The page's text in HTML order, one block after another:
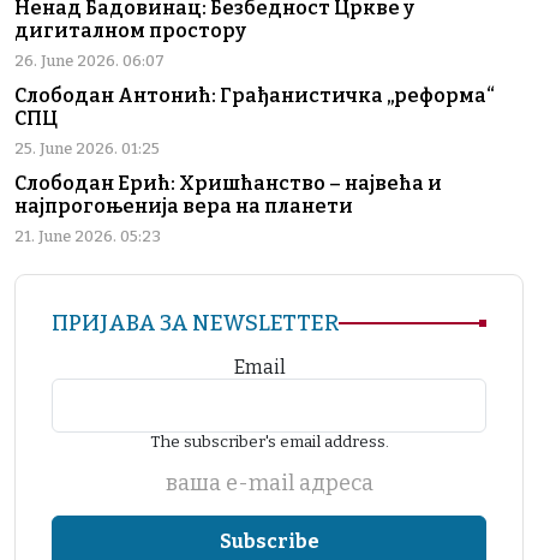
Ненад Бадовинац: Безбедност Цркве у
дигиталном простору
26. June 2026. 06:07
Слободан Антонић: Грађанистичка „реформа“
СПЦ
25. June 2026. 01:25
Слободан Ерић: Хришћанство – највећа и
најпрогоњенија вера на планети
21. June 2026. 05:23
ПРИЈАВА ЗА NEWSLETTER
Email
The subscriber's email address.
ваша е-mail адреса